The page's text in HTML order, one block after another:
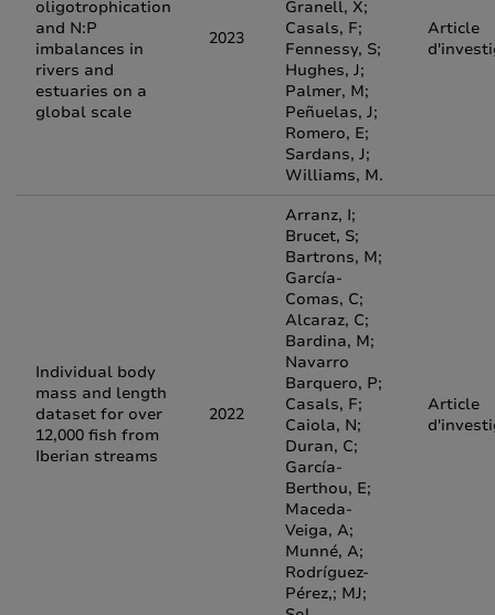
oligotrophication
and N:P
imbalances in
rivers and
estuaries on a
global scale
2023
Granell, X;
Casals, F;
Fennessy, S;
Hughes, J;
Palmer, M;
Peñuelas, J;
Romero, E;
Sardans, J;
Williams, M.
Article
Individual body
mass and length
dataset for over
12,000 fish from
Iberian streams
2022
Arranz, I;
Brucet, S;
Bartrons, M;
García-
Comas, C;
Alcaraz, C;
Bardina, M;
Navarro
Barquero, P;
Casals, F;
Caiola, N;
Duran, C;
García-
Berthou, E;
Maceda-
Veiga, A;
Munné, A;
Rodríguez-
Pérez,; MJ;
Article